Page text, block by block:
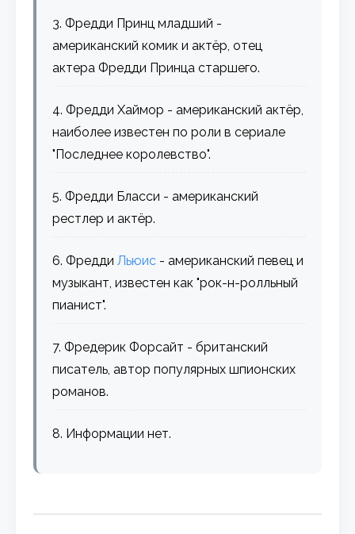
3. Фредди Принц младший -
американский комик и актёр, отец
актера Фредди Принца старшего.
4. Фредди Хаймор - американский актёр,
наиболее известен по роли в сериале
"Последнее королевство".
5. Фредди Бласси - американский
рестлер и актёр.
6. ФреддиЛьюис - американский певец и
музыкант, известен как "рок-н-ролльный
пианист".
7. Фредерик Форсайт - британский
писатель, автор популярных шпионских
романов.
8. Информации нет.